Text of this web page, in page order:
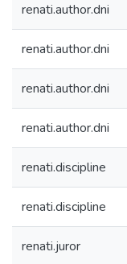
renati.author.dni
renati.author.dni
renati.author.dni
renati.author.dni
renati.discipline
renati.discipline
renati.juror